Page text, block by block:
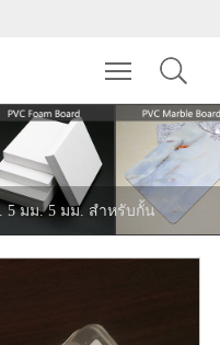
Toggle
5 มม. 5 มม. สำหรับกั้น